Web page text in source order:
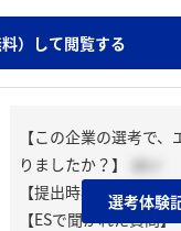
）して閲覧する
【この企業の選考で
りましたか？】
はい
【提出時期】 2026年
【ESで聞かれた質問】
選考体験